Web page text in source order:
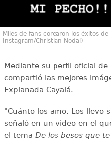
Miles de fans corearon los éxitos
Instagram/Christian Nodal)
Mediante su perfil oficial
compartió las mejores
Explanada Cayalá.
"Cuánto los amo. Los llevo
señaló en un video en el
el tema De los besos que te